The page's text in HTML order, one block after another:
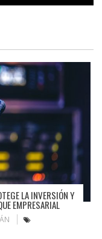
LA INVERSIÓN Y
EMPRESARIAL